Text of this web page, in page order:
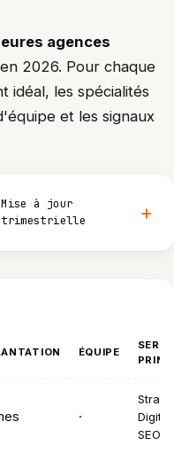
agences
en 2026. Pour chaque
idéal, les spécialités
et les signaux
Mise à jour
trimestrielle
ÉQUIPE
·
SEO ·